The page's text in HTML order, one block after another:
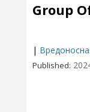
Group
|
Published: